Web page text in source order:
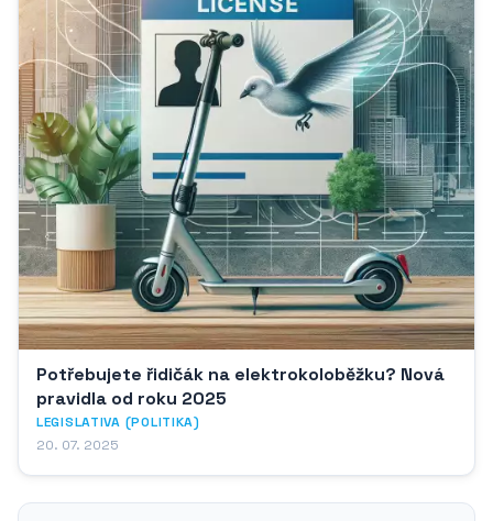
Potřebujete řidičák na elektrokoloběžku? Nová
pravidla od roku 2025
LEGISLATIVA (POLITIKA)
20. 07. 2025